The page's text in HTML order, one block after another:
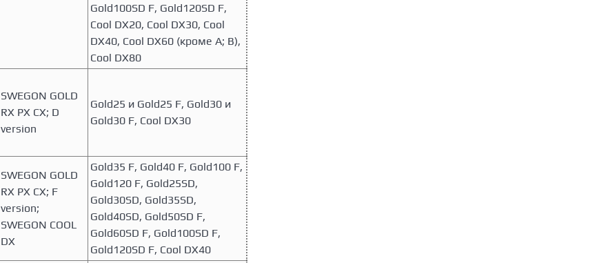
Gold100SD F, Gold120SD F,
Cool DX20, Cool DX30, Cool
DX40, Cool DX60 (кроме A; B),
Cool DX80
SWEGON GOLD
RX PX CX; D
version
Gold25 и Gold25 F, Gold30 и
Gold30 F, Cool DX30
SWEGON GOLD
RX PX CX; F
version;
SWEGON COOL
DX
Gold35 F, Gold40 F, Gold100 F,
Gold120 F, Gold25SD,
Gold30SD, Gold35SD,
Gold40SD, Gold50SD F,
Gold60SD F, Gold100SD F,
Gold120SD F, Cool DX40